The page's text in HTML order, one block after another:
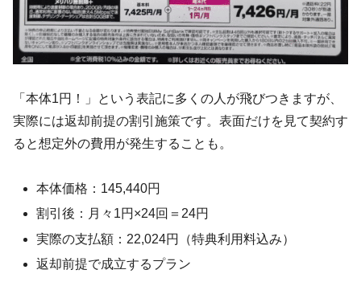
「本体1円！」という表記に多くの人が飛びつきますが、
実際には返却前提の割引施策です。表面だけを見て契約す
ると想定外の費用が発生することも。
本体価格：145,440円
割引後：月々1円×24回＝24円
実際の支払額：22,024円（特典利用料込み）
返却前提で成立するプラン